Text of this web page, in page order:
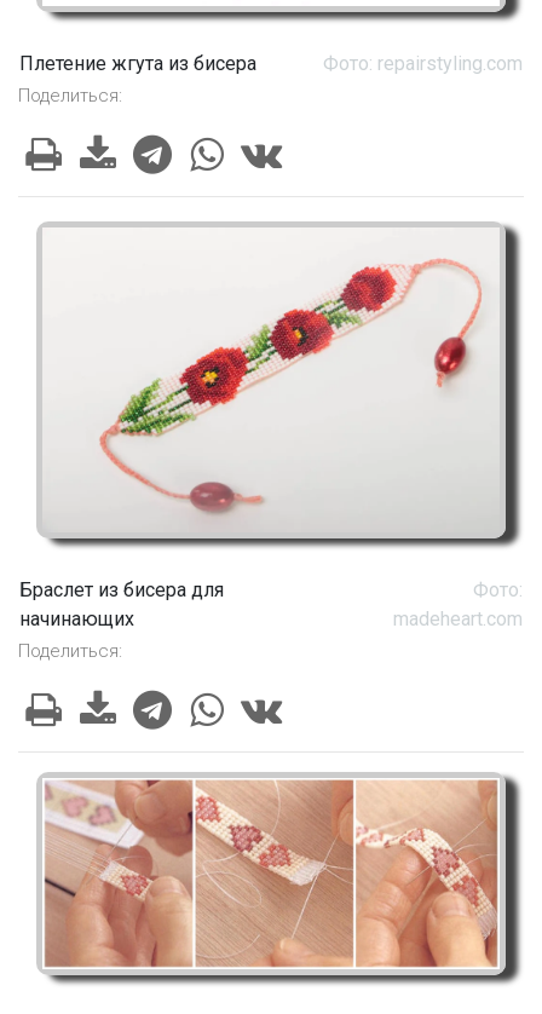
Плетение жгута из бисера Фото: repairstyling.com
Поделиться:
Браслет из бисера для
начинающих
Фото:
madeheart.com
Поделиться: